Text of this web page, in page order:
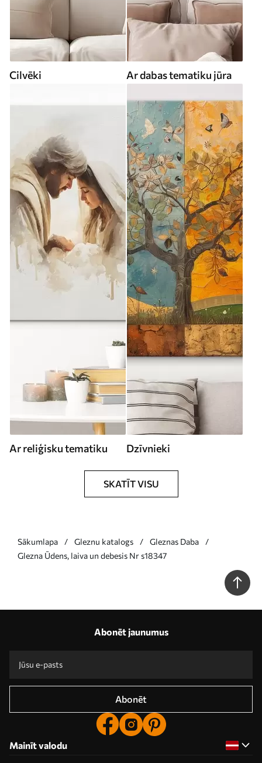
Cilvēki Ar dabas tematiku jūra
Ar reliģisku tematiku Dzīvnieki
SKATĪT VISU
Sākumlapa Gleznu katalogs
Gleznas Daba
Glezna Ūdens, laiva un debesis Nr s18347
Abonēt jaunumus
Abonēt
Mainīt valodu